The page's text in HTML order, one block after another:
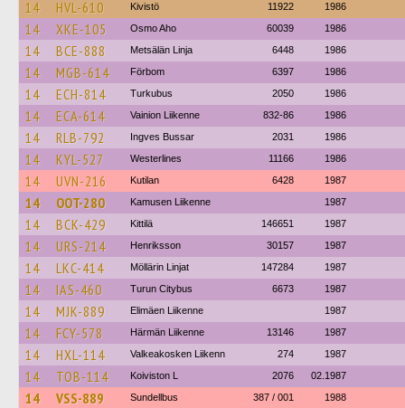
14 HVL-610 Kivistö 11922 1986
14 XKE-105 Osmo Aho 60039 1986
14 BCE-888 Metsälän Linja 6448 1986
14 MGB-614 Förbom 6397 1986
14 ECH-814 Turkubus 2050 1986
14 ECA-614 Vainion Liikenne 832-86 1986
14 RLB-792 Ingves Bussar 2031 1986
14 KYL-527 Westerlines 11166 1986
14 UVN-216 Kutilan 6428 1987
14 OOT-280 Kamusen Liikenne 1987
14 BCK-429 Kittilä 146651 1987
14 URS-214 Henriksson 30157 1987
14 LKC-414 Möllärin Linjat 147284 1987
14 IAS-460 Turun Citybus 6673 1987
14 MJK-889 Elimäen Liikenne 1987
14 FCY-578 Härmän Liikenne 13146 1987
14 HXL-114 Valkeakosken Liikenn 274 1987
14 TOB-114 Koiviston L 2076 02.1987
14 VSS-889 Sundellbus 387 / 001 1988